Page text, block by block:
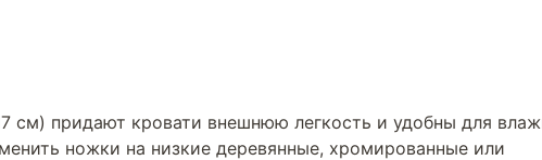
см) придают кровати внешнюю легкость и удобны для
ножки на низкие деревянные, хромированные или